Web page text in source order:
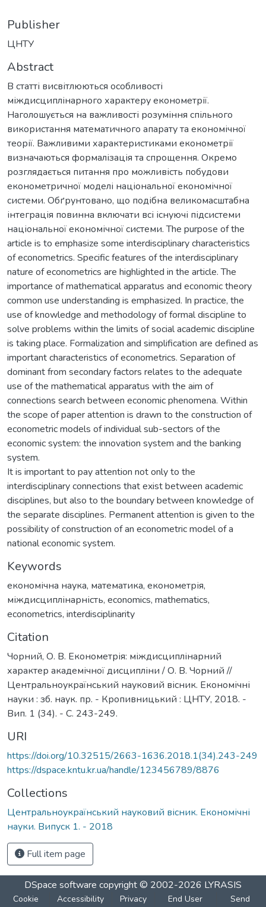
Publisher
ЦНТУ
Abstract
В статті висвітлюються особливості
міждисциплінарного характеру економетрії.
Наголошується на важливості розуміння спільного
використання математичного апарату та економічної
теорії. Важливими характеристиками економетрії
визначаються формалізація та спрощення. Окремо
розглядається питання про можливість побудови
економетричної моделі національної економічної
системи. Обґрунтовано, що подібна великомасштабна
інтеграція повинна включати всі існуючі підсистеми
національної економічної системи. The purpose of the
article is to emphasize some interdisciplinary characteristics
of econometrics. Specific features of the interdisciplinary
nature of econometrics are highlighted in the article. The
importance of mathematical apparatus and economic theory
common use understanding is emphasized. In practice, the
use of knowledge and methodology of formal discipline to
solve problems within the limits of social academic discipline
is taking place. Formalization and simplification are defined as
important characteristics of econometrics. Separation of
dominant from secondary factors relates to the adequate
use of the mathematical apparatus with the aim of
connections search between economic phenomena. Within
the scope of paper attention is drawn to the construction of
econometric models of individual sub-sectors of the
economic system: the innovation system and the banking
system.
It is important to pay attention not only to the
interdisciplinary connections that exist between academic
disciplines, but also to the boundary between knowledge of
the separate disciplines. Permanent attention is given to the
possibility of construction of an econometric model of a
national economic system.
Keywords
економічна наука, математика, економетрія,
міждисциплінарність, economics, mathematics,
econometrics, interdisciplinarity
Citation
Чорний, О. В. Економетрія: міждисциплінарний
характер академічної дисципліни / О. В. Чорний //
Центральноукраїнський науковий вісник. Економічні
науки : зб. наук. пр. - Кропивницький : ЦНТУ, 2018. -
Вип. 1 (34). - С. 243-249.
URI
https://doi.org/10.32515/2663-1636.2018.1(34).243-249
https://dspace.kntu.kr.ua/handle/123456789/8876
Collections
Центральноукраїнський науковий вісник. Економічні
науки. Випуск 1. - 2018
Full item page
DSpace software copyright © 2002-2026 LYRASIS
Cookie
Accessibility
Privacy
End User
Send